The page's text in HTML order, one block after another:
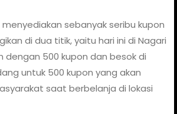
sebanyak seribu kupon
di dua titik, yaitu hari ini di Nagari
dengan 500 kupon dan besok di
untuk 500 kupon yang akan
saat berbelanja di lokasi